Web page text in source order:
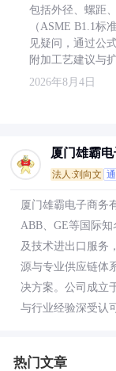
包括外径、螺距
（ASME B1.1标
见疑问，通过公
附加工艺建议与
2026年8月4日
厦门雄霸
法人:刘向文
厦门雄霸电子商务
ABB、GE等国际
及技术进出口服务
源与专业供应链体
决方案。公司成立
与行业经验深受认
热门文章